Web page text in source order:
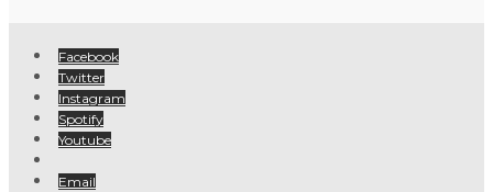
Facebook
Twitter
Instagram
Spotify
Youtube
Email